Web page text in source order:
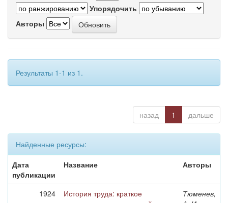
Упорядочить
Авторы
Результаты 1-1 из 1.
назад 1 дальше
Найденные ресурсы:
Дата
публикации
Название Авторы
1924
История труда: краткое
Тюменев,